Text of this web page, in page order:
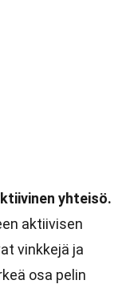
yhteisö.
aktiivisen
vinkkejä ja
osa pelin